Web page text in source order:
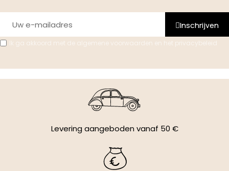
Inschrijven
Ik ga akkoord met de algemene voorwaarden en het privacybeleid
Levering aangeboden vanaf 50 €